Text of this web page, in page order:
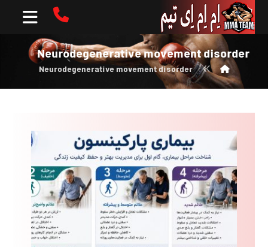
Neurodegenerative movement disorder
Neurodegenerative movement disorder